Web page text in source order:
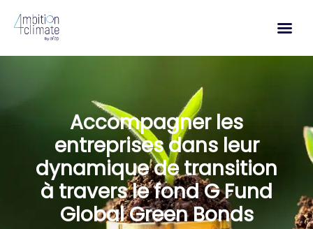
contenu
Accompagner les
entreprises dans leur
dynamique de transition
à travers le fond G Fund
Global Green Bonds